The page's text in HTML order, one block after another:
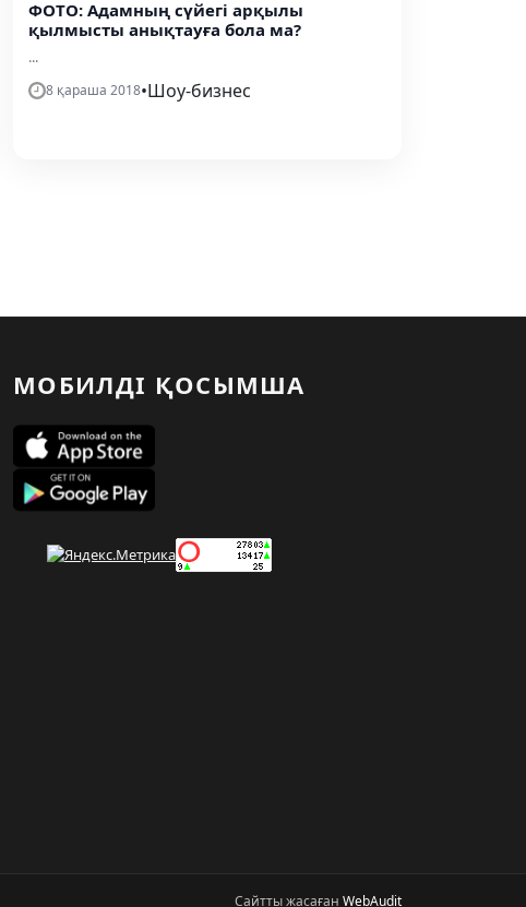
ФОТО: Адамның сүйегі арқылы
қылмысты анықтауға бола ма?
...
8 қараша 2018•Шоу-бизнес
МОБИЛДІ ҚОСЫМША
Сайтты жасаған WebAudit